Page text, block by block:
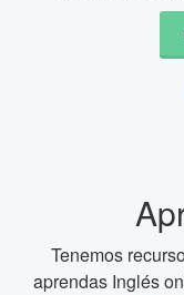
Tenemos
aprendas Inglés